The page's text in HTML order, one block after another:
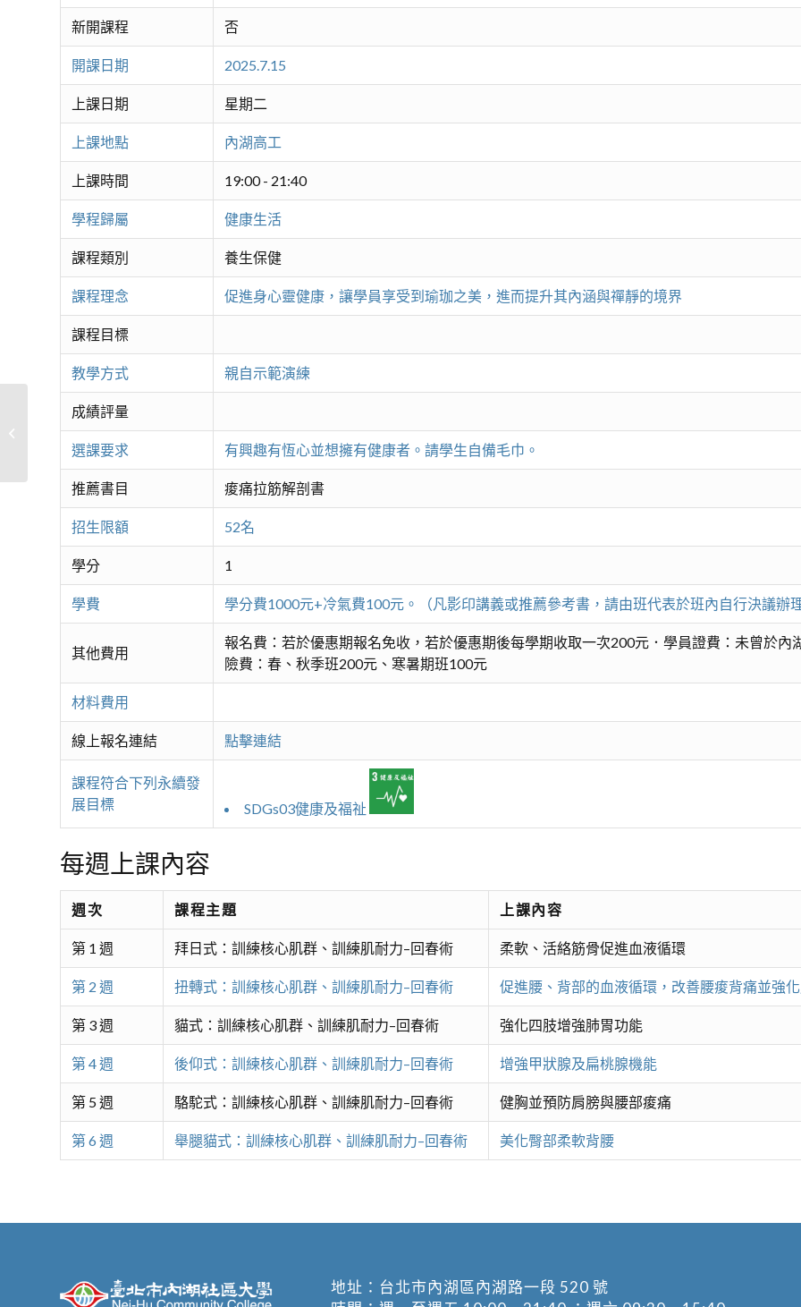
新開課程 否
開課日期 2025.7.15
上課日期 星期二
上課地點 內湖高工
上課時間 19:00 - 21:40
學程歸屬 健康生活
課程類別 養生保健
課程理念 促進身心靈健康，讓學員享受到瑜珈之美，進而提升其內涵與禪靜的境界
課程目標
教學方式 親自示範演練
成績評量
選課要求 有興趣有恆心並想擁有健康者。請學生自備毛巾。
推薦書目 痠痛拉筋解剖書
招生限額 52名
學分 1
學費 學分費1000元+冷氣費100元。（凡影印講義或推薦參考書，請由班代表於班內自行決議辦
其他費用
報名費：若於優惠期報名免收，若於優惠期後每學期收取一次200元．學員證費：未曾於
險費：春、秋季班200元、寒暑期班100元
材料費用
線上報名連結 點擊連結
課程符合下列永續發
展目標
SDGs03健康及福祉
每週上課內容
週次 課程主題 上課內容
第 1 週 拜日式：訓練核心肌群、訓練肌耐力–回春術 柔軟、活絡筋骨促進血液循環
第 2 週 扭轉式：訓練核心肌群、訓練肌耐力–回春術 促進腰、背部的血液循環，改善腰痠背痛並強
第 3 週 貓式：訓練核心肌群、訓練肌耐力–回春術 強化四肢增強肺胃功能
第 4 週 後仰式：訓練核心肌群、訓練肌耐力–回春術 增強甲狀腺及扁桃腺機能
第 5 週 駱駝式：訓練核心肌群、訓練肌耐力–回春術 健胸並預防肩膀與腰部痠痛
第 6 週 舉腿貓式：訓練核心肌群、訓練肌耐力–回春術 美化臀部柔軟背腰
地址： 台北市內湖區內湖路一段 520 號
#鄭子太極拳與養生氣功導引-研究班